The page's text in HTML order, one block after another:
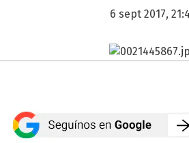
6 sept 2017,